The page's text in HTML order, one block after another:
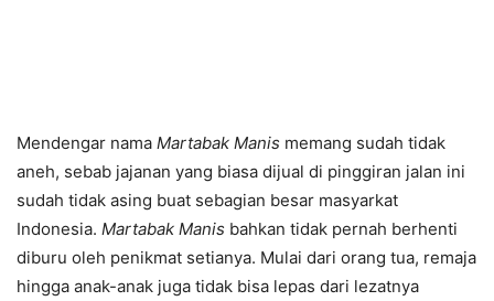
Mendengar nama Martabak Manis memang sudah tidak
aneh, sebab jajanan yang biasa dijual di pinggiran jalan ini
sudah tidak asing buat sebagian besar masyarkat
Indonesia. Martabak Manis bahkan tidak pernah berhenti
diburu oleh penikmat setianya. Mulai dari orang tua, remaja
hingga anak-anak juga tidak bisa lepas dari lezatnya